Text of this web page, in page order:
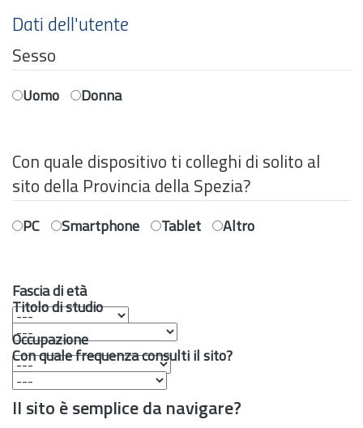
Dati dell'utente
Sesso
Uomo Donna
Con quale dispositivo ti colleghi di solito al
sito della Provincia della Spezia?
PC Smartphone Tablet Altro
Fascia di età
Titolo di studio
Occupazione
Con quale frequenza consulti il sito?
Usabilità
Il sito è semplice da navigare?